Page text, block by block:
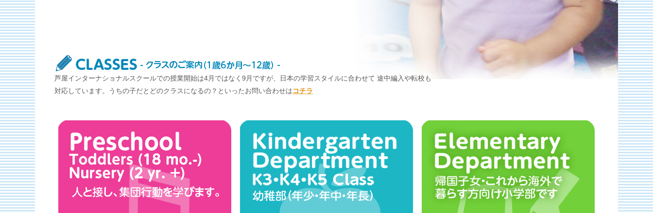
芦屋インターナショナルスクールでの授業開始は4月ではなく9月ですが、日本の学習スタイルに合わせて 途中編入や転校も
対応しています。うちの子だとどのクラスになるの？といったお問い合わせはコチラ